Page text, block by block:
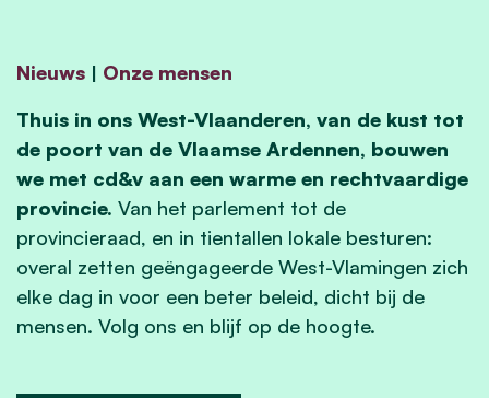
Nieuws | Onze mensen
Thuis in ons West-Vlaanderen, van de kust tot
de poort van de Vlaamse Ardennen, bouwen
we met cd&v aan een warme en rechtvaardige
provincie. Van het parlement tot de
provincieraad, en in tientallen lokale besturen:
overal zetten geëngageerde West-Vlamingen zich
elke dag in voor een beter beleid, dicht bij de
mensen. Volg ons en blijf op de hoogte.